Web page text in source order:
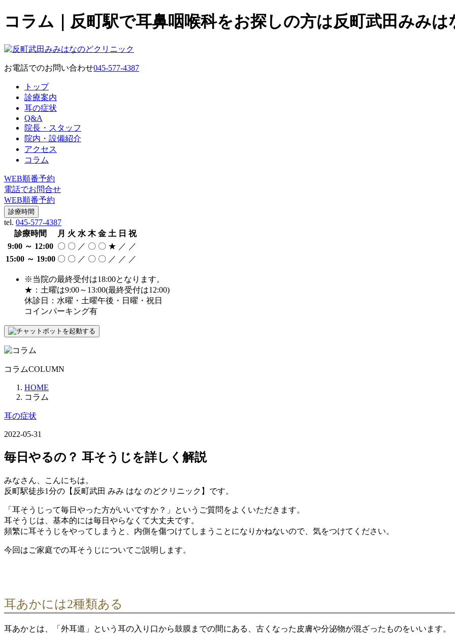
コラム｜反町駅で耳鼻咽喉科をお探しの方は反町武田みみ
お電話でのお問い合わせ045-577-4387
トップ
診療案内
耳の症状
Q&A
院長・スタッフ
院内・設備紹介
アクセス
コラム
WEB順番予約
電話でお問合せ
WEB順番予約
診療時間
tel. 045-577-4387
診療時間
月 火 水 木 金 土 日 祝
9:00 ～ 12:00 〇 〇 ／ 〇 〇 ★ ／ ／
15:00 ～ 19:00 〇 〇 ／ 〇 〇 ／ ／ ／
※当院の最終受付は18:00となります。
★：土曜は9:00～13:00(最終受付は12:00)
休診日：水曜・土曜午後・日曜・祝日
コインパーキング有
コラムCOLUMN
HOME
コラム
耳の症状
2022-05-31
毎日やるの？ 耳そうじを詳しく解説
みなさん、こんにちは。
反町駅徒歩1分の【反町武田 みみ はな のどクリニック】です。
「耳そうじって毎日やった方がいいですか？」というご質問をよくいただきます。
耳そうじは、基本的には毎日やらなくて大丈夫です。
頻繁に耳そうじをやってしまうと、内側を傷つけてしまうことになりかねないので、気をつけてください。
今回はご家庭での耳そうじについてご説明します。
耳あかには2種類ある
耳あかとは、「外耳道」という耳の入り口から鼓膜までの間にある、古くなった皮膚や分泌物が混ざったものをいいます。